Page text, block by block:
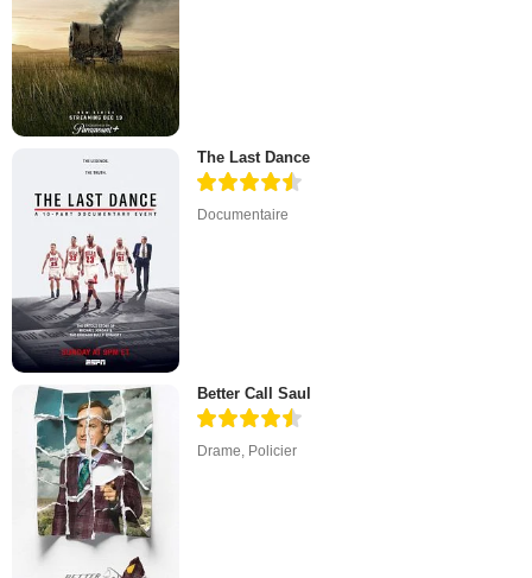
The Last Dance
Documentaire
Better Call Saul
Drame Policier